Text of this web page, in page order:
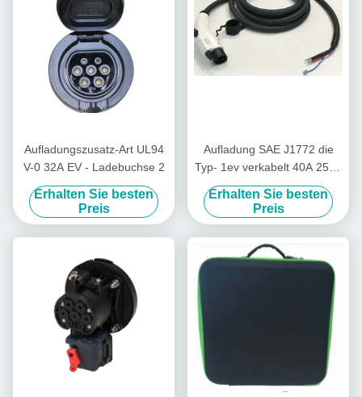
Aufladungszusatz-Art UL94
V-0 32A EV - Ladebuchse 2
Erhalten Sie besten
Preis
Aufladung SAE J1772 die
Typ- 1ev verkabelt 40A 250V
Stecker UL-Bescheinigung
US-Standardtyp- 1ev
Charginng
Erhalten Sie besten
Preis